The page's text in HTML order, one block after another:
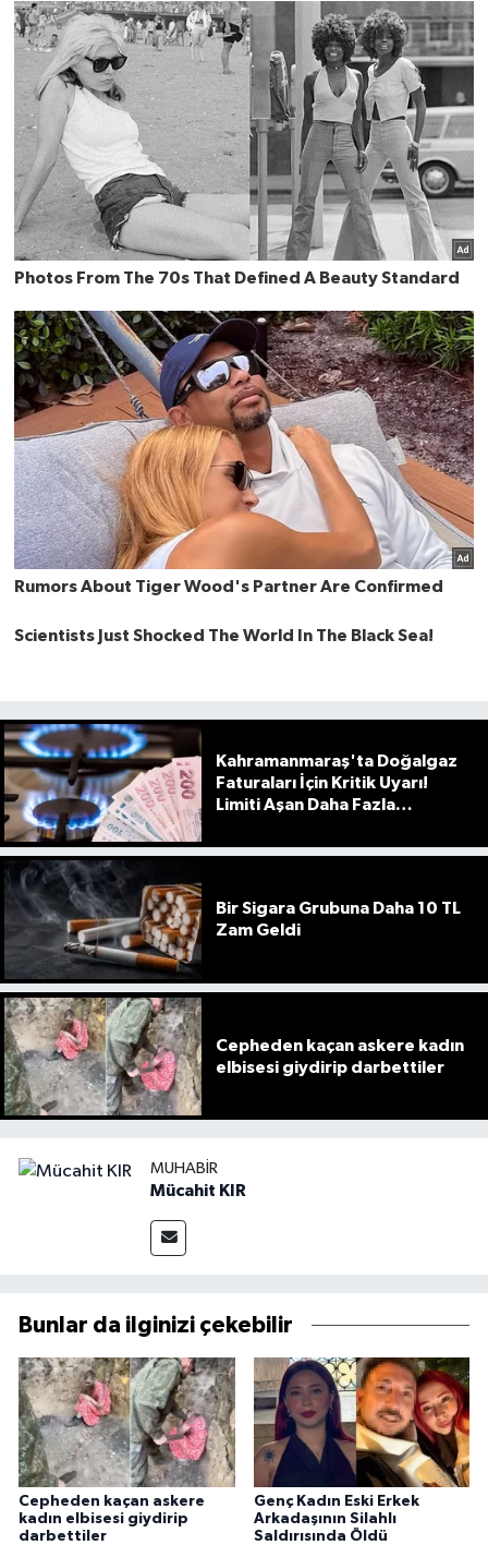
Kahramanmaraş'ta Doğalgaz
Faturaları İçin Kritik Uyarı!
Limiti Aşan Daha Fazla
Bir Sigara Grubuna Daha 10 TL
Zam Geldi
Cepheden kaçan askere kadın
elbisesi giydirip darbettiler
MUHABIR
Mücahit KIR
Bunlar da ilginizi çekebilir
Cepheden kaçan askere
kadın elbisesi giydirip
darbettiler
Genç Kadın Eski Erkek
Arkadaşının Silahlı
Saldırısında Öldü